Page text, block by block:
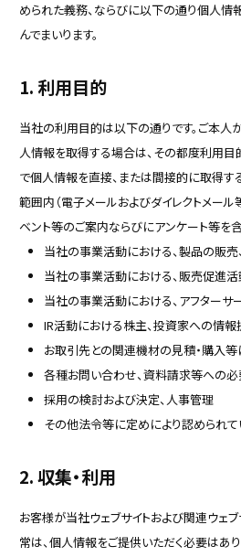
められた義務、ならびに以下の通り個人
んでまいります。
1. 利用目的
当社の利用目的は以下の通りです。ご本
人情報を取得する場合は、その都度利用目
で個人情報を直接、または間接的に取得す
範囲内（電子メールおよびダイレクトメール
ベント等のご案内ならびにアンケート等を含
当社の事業活動における、製品の販売
当社の事業活動における、販売促進
当社の事業活動における、アフターサ
IR活動における株主、投資家への情報
お取引先との関連機材の見積・購入
各種お問い合わせ、資料請求等への
採用の検討および決定、人事管理
その他法令等に定めにより認められ
2.収集・利用
お客様が当社ウェブサイトおよび関連ウェブ
常は、個人情報をご提供いただく必要はあり